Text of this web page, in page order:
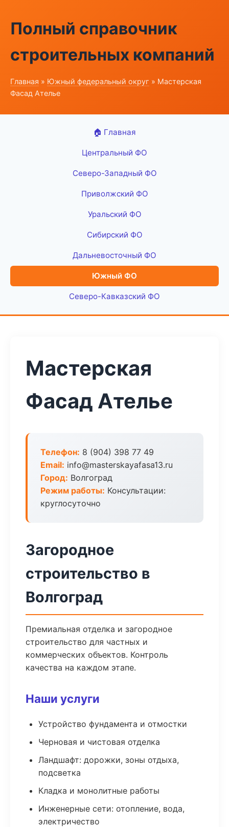
Полный справочник
строительных компаний
Главная » Южный федеральный округ » Мастерская
Фасад Ателье
🏠 Главная
Центральный ФО
Северо-Западный ФО
Приволжский ФО
Уральский ФО
Сибирский ФО
Дальневосточный ФО
Южный ФО
Северо-Кавказский ФО
Мастерская
Фасад Ателье
Телефон: 8 (904) 398 77 49
Email: info@masterskayafasa13.ru
Город: Волгоград
Режим работы: Консультации:
круглосуточно
Загородное
строительство в
Волгоград
Премиальная отделка и загородное
строительство для частных и
коммерческих объектов. Контроль
качества на каждом этапе.
Наши услуги
Устройство фундамента и отмостки
Черновая и чистовая отделка
Ландшафт: дорожки, зоны отдыха,
подсветка
Кладка и монолитные работы
Инженерные сети: отопление, вода,
электричество